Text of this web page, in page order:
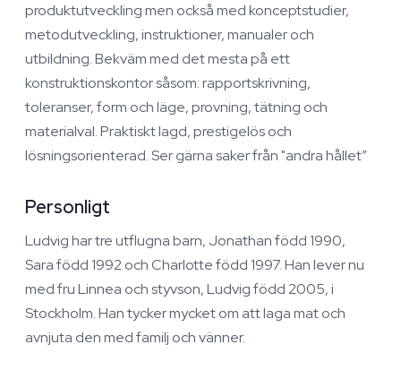
produktutveckling men också med konceptstudier,
metodutveckling, instruktioner, manualer och
utbildning. Bekväm med det mesta på ett
konstruktionskontor såsom: rapportskrivning,
toleranser, form och läge, provning, tätning och
materialval. Praktiskt lagd, prestigelös och
lösningsorienterad. Ser gärna saker från "andra hållet”
Personligt
Ludvig har tre utflugna barn, Jonathan född 1990,
Sara född 1992 och Charlotte född 1997. Han lever nu
med fru Linnea och styvson, Ludvig född 2005, i
Stockholm. Han tycker mycket om att laga mat och
avnjuta den med familj och vänner.